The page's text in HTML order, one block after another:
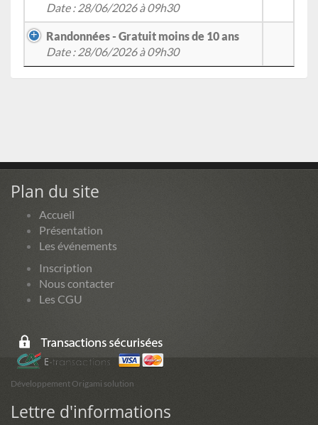
Date : 28/06/2026 à 09h30
Randonnées - Gratuit moins de 10 ans
Date : 28/06/2026 à 09h30
Plan du site
Accueil
Présentation
Les événements
Inscription
Nous contacter
Les CGU
Développement Origami solution
Lettre d'informations